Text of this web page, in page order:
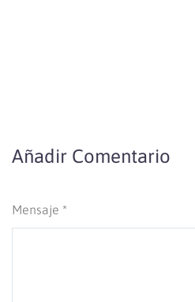
Añadir Comentario
Mensaje *